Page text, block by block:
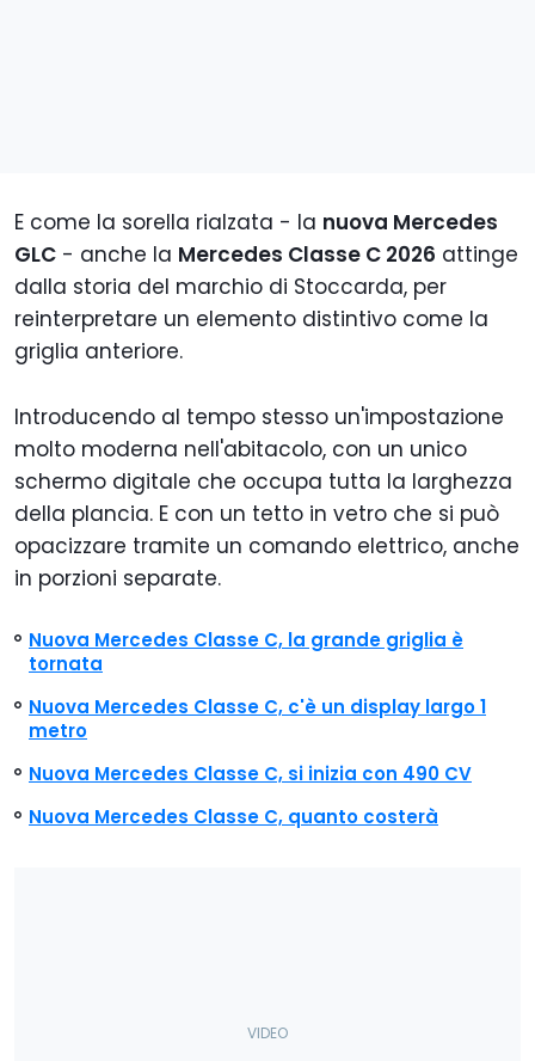
E come la sorella rialzata - la nuova Mercedes
GLC - anche la Mercedes Classe C 2026 attinge
dalla storia del marchio di Stoccarda, per
reinterpretare un elemento distintivo come la
griglia anteriore.
Introducendo al tempo stesso un'impostazione
molto moderna nell'abitacolo, con un unico
schermo digitale che occupa tutta la larghezza
della plancia. E con un tetto in vetro che si può
opacizzare tramite un comando elettrico, anche
in porzioni separate.
Nuova Mercedes Classe C, la grande griglia è
tornata
Nuova Mercedes Classe C, c'è un display largo 1
metro
Nuova Mercedes Classe C, si inizia con 490 CV
Nuova Mercedes Classe C, quanto costerà